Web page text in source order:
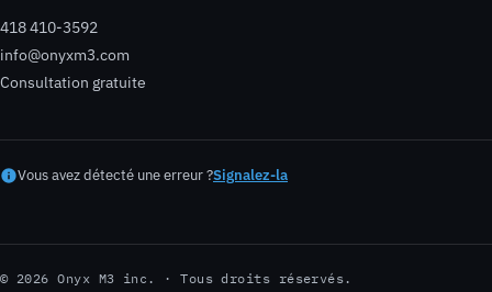
418 410-3592
info@onyxm3.com
Consultation gratuite
Vous avez détecté une erreur ?Signalez-la
© 2026 Onyx M3 inc. · Tous droits réservés.